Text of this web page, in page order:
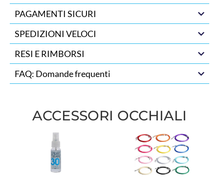
PAGAMENTI SICURI
SPEDIZIONI VELOCI
RESI E RIMBORSI
FAQ: Domande frequenti
ACCESSORI OCCHIALI